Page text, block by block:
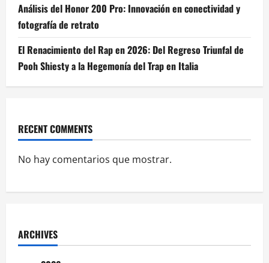
Análisis del Honor 200 Pro: Innovación en conectividad y
fotografía de retrato
El Renacimiento del Rap en 2026: Del Regreso Triunfal de
Pooh Shiesty a la Hegemonía del Trap en Italia
RECENT COMMENTS
No hay comentarios que mostrar.
ARCHIVES